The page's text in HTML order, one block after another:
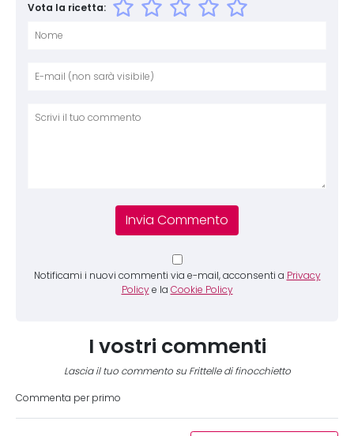
Vota la ricetta:
Notificami i nuovi commenti via e-mail, acconsenti a Privacy
Policy e la Cookie Policy
I vostri commenti
Lascia il tuo commento su Frittelle di finocchietto
Commenta per primo